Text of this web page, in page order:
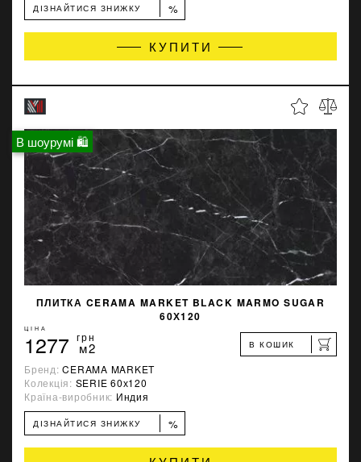
ДІЗНАЙТИСЯ ЗНИЖКУ %
КУПИТИ
В шоурумі 🛍
ПЛИТКА CERAMA MARKET BLACK MARMO SUGAR
60Х120
ЦІНА
1277 грн
м2 В КОШИК
Бренд:CERAMA MARKET
Колекція: SERIE 60х120
Країна-виробник: Индия
ДІЗНАЙТИСЯ ЗНИЖКУ %